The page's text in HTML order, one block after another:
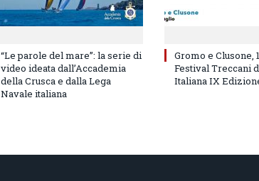
“Le parole del mare”: la serie di
video ideata dall’Accademia
della Crusca e dalla Lega
Navale italiana
Gromo e Clusone,
Festival Treccani
Italiana IX